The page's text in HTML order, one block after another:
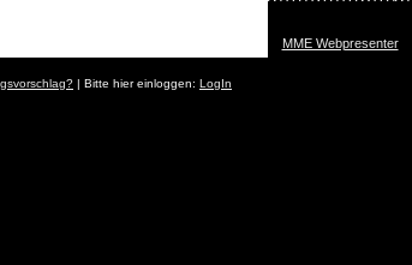
MME Webpresenter
| Bitte hier einloggen: LogIn